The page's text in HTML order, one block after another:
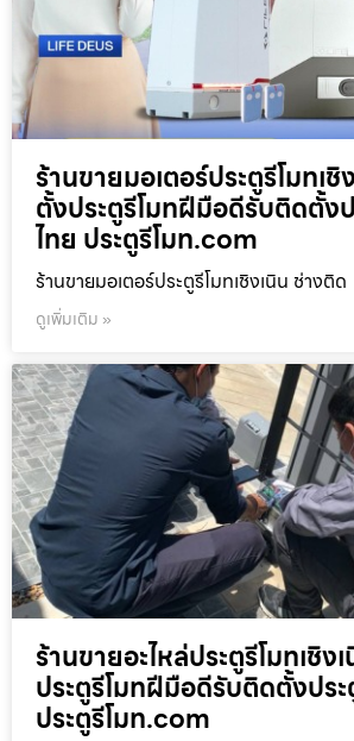
ร้านขายมอเตอร์ประตูรีโมทเ
ตั้งประตูรีโมทฝีมือดีรับติดตั้ง
ไทย ประตูรีโมท.com
ร้านขายมอเตอร์ประตูรีโมทเชิงเนิน ช่างติด
ดูเพิ่มเติม »
ร้านขายอะไหล่ประตูรีโมทเชิ
ประตูรีโมทฝีมือดีรับติดตั้งปร
ประตูรีโมท.com